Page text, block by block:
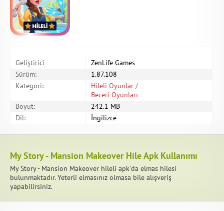
Geliştirici
ZenLife Games
Sürüm:
1.87.108
Kategori:
Hileli Oyunlar /
Beceri Oyunları
Boyut:
242.1 MB
Dil:
İngilizce
My Story - Mansion Makeover Hile Apk Kullanımı
My Story - Mansion Makeover hileli apk'da elmas hilesi
bulunmaktadır. Yeterli elmasınız olmasa bile alışveriş
yapabilirsiniz.